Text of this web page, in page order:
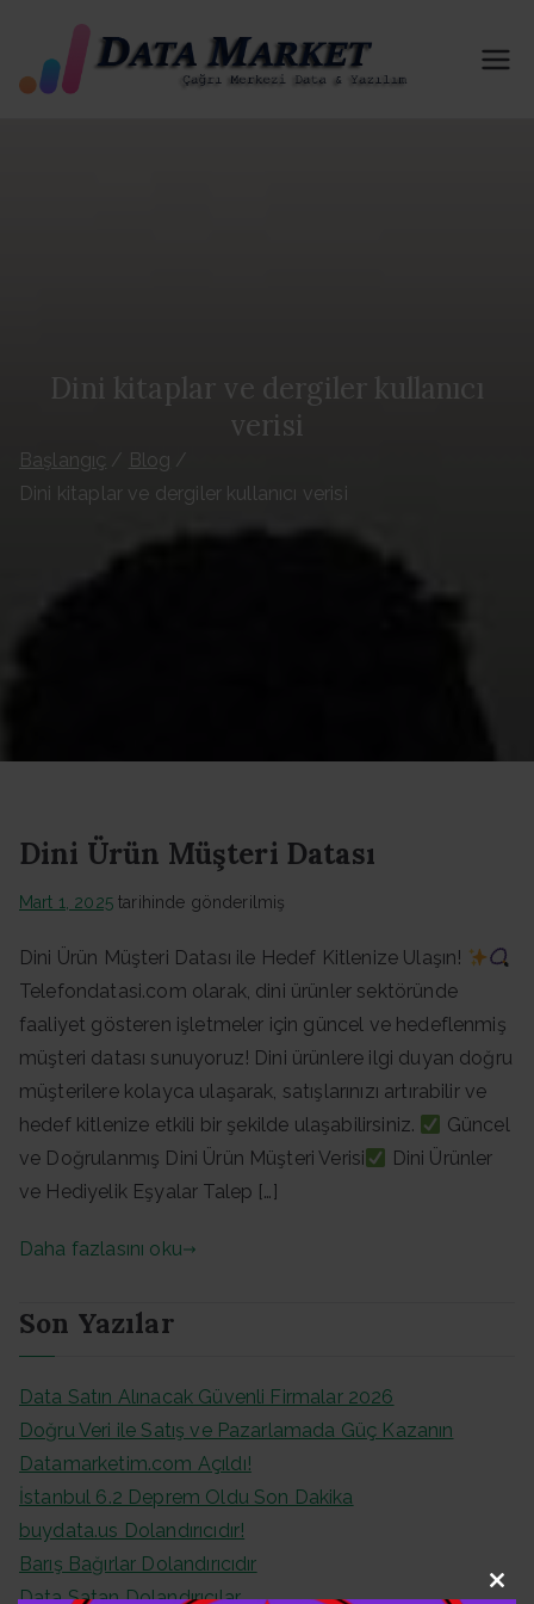
Satı
B2B-B2C
Dini kitaplar ve dergiler kullanıcı
verisi
Başlangıç
Blog
Dini kitaplar ve dergiler kullanıcı verisi
Dini Ürün Müşteri Datası
Mart 1, 2025tarihinde gönderilmiş
Dini Ürün Müşteri Datası ile Hedef Kitlenize Ulaşın!
Telefondatasi.com olarak, dini ürünler sektöründe
faaliyet gösteren işletmeler için güncel ve hedeflenmiş
müşteri datası sunuyoruz! Dini ürünlere ilgi duyan doğru
müşterilere kolayca ulaşarak, satışlarınızı artırabilir ve
hedef kitlenize etkili bir şekilde ulaşabilirsiniz.
Güncel
ve Doğrulanmış Dini Ürün Müşteri Verisi
Dini Ürünler
ve Hediyelik Eşyalar Talep […]
Daha fazlasını oku
Son Yazılar
Data Satın Alınacak Güvenli Firmalar 2026
Doğru Veri ile Satış ve Pazarlamada Güç Kazanın
Datamarketim.com Açıldı!
İstanbul 6.2 Deprem Oldu Son Dakika
buydata.us Dolandırıcıdır!
Barış Bağırlar Dolandırıcıdır
Data Satan Dolandırıcılar